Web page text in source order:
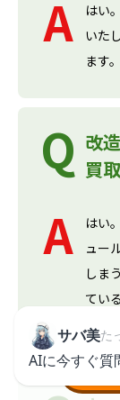
はい
いた
ます。
改
買
はい
ュー
しま
てい
らお